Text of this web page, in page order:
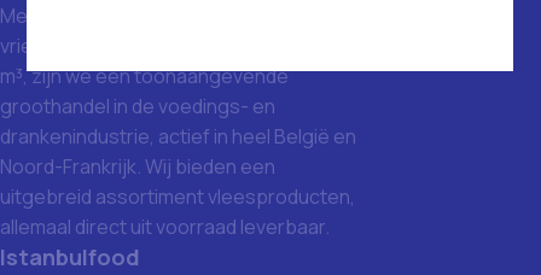
Met een magazijn van 1400 m² en
vriezers met een totale inhoud van 1500
m³, zijn we een toonaangevende
groothandel in de voedings- en
drankenindustrie, actief in heel België en
Noord-Frankrijk. Wij bieden een
uitgebreid assortiment vleesproducten,
allemaal direct uit voorraad leverbaar.
Istanbulfood